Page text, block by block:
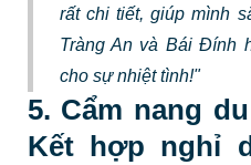
rất chi tiết, giúp mình
Tràng An và Bái Đính
cho sự nhiệt tình!"
5. Cẩm nang
Kết hợp nghỉ